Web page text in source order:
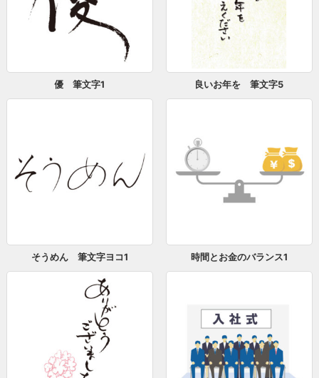
優 筆文字1 良いお年を 筆文字5
そうめん 筆文字ヨコ1 時間とお金のバランス1